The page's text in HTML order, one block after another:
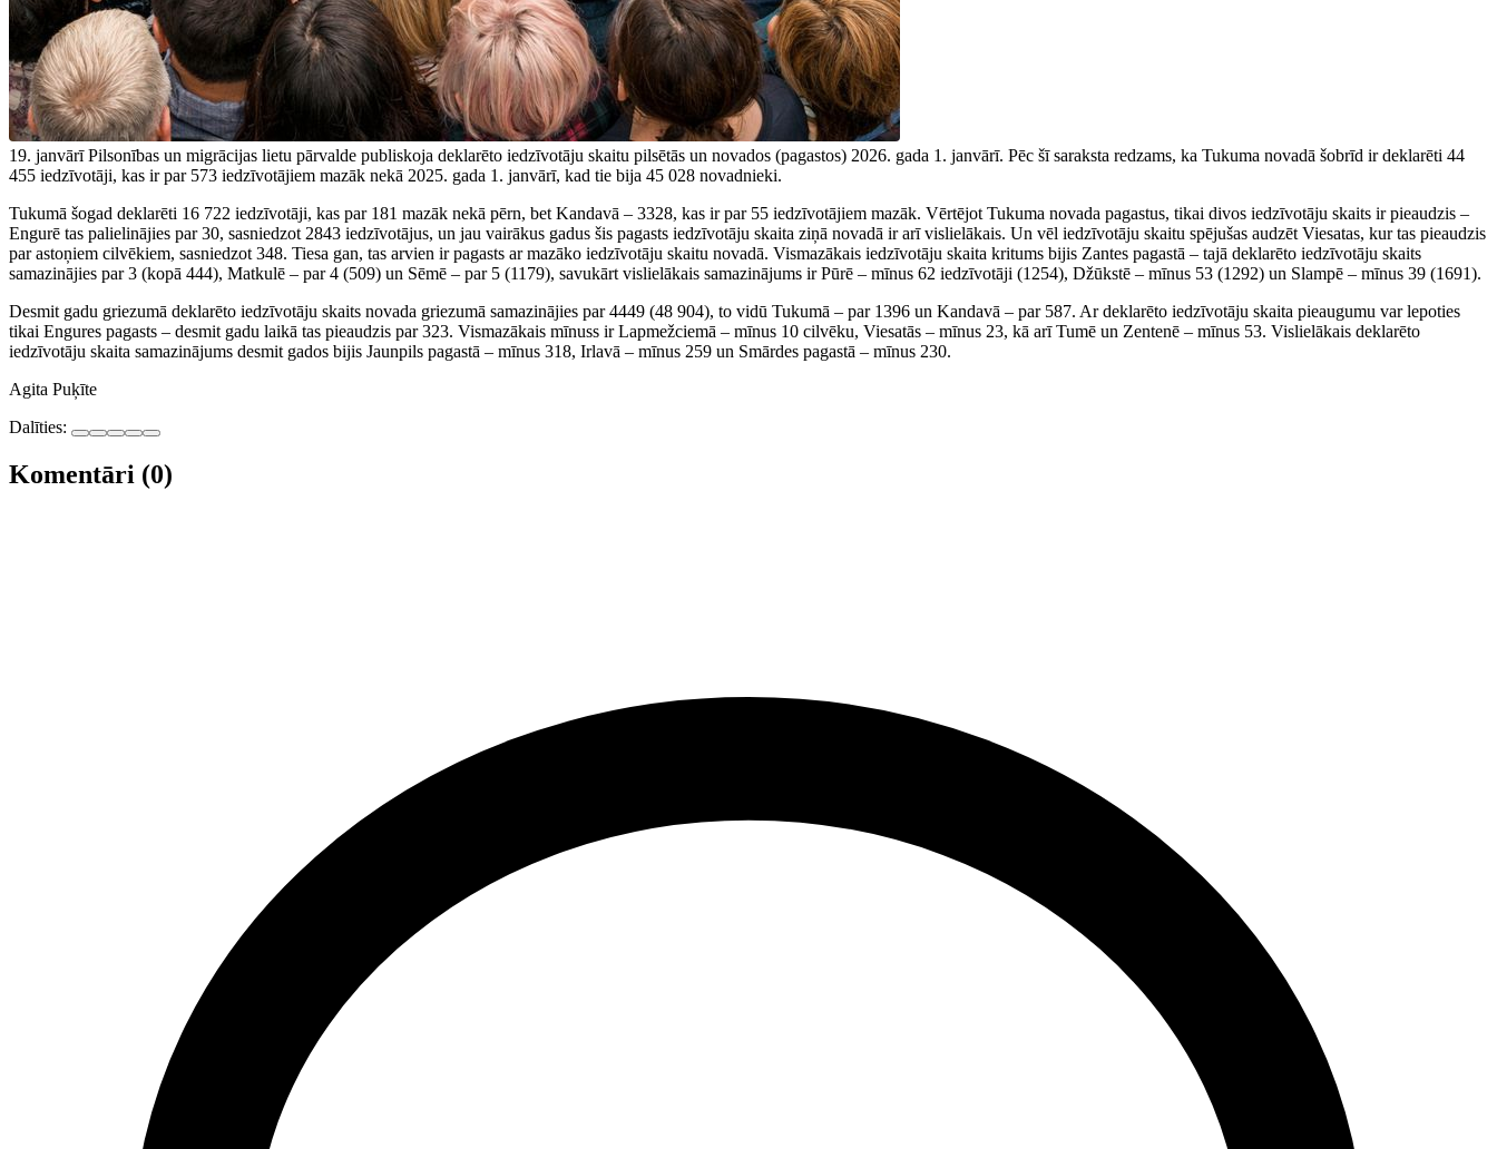
19. janvārī Pilsonības un migrācijas lietu pārvalde publiskoja deklarēto iedzīvotāju skaitu pilsētās un novados (pagastos) 2026. gada 1. janvārī. Pēc šī saraksta redzams, ka Tukuma novadā šobrīd ir deklarēti 44
455 iedzīvotāji, kas ir par 573 iedzīvotājiem mazāk nekā 2025. gada 1. janvārī, kad tie bija 45 028 novadnieki.
Tukumā šogad deklarēti 16 722 iedzīvotāji, kas par 181 mazāk nekā pērn, bet Kandavā – 3328, kas ir par 55 iedzīvotājiem mazāk. Vērtējot Tukuma novada pagastus, tikai divos iedzīvotāju skaits ir pieaudzis –
Engurē tas palielinājies par 30, sasniedzot 2843 iedzīvotājus, un jau vairākus gadus šis pagasts iedzīvotāju skaita ziņā novadā ir arī vislielākais. Un vēl iedzīvotāju skaitu spējušas audzēt Viesatas, kur tas pieaudzis
par astoņiem cilvēkiem, sasniedzot 348. Tiesa gan, tas arvien ir pagasts ar mazāko iedzīvotāju skaitu novadā. Vismazākais iedzīvotāju skaita kritums bijis Zantes pagastā – tajā deklarēto iedzīvotāju skaits
samazinājies par 3 (kopā 444), Matkulē – par 4 (509) un Sēmē – par 5 (1179), savukārt vislielākais samazinājums ir Pūrē – mīnus 62 iedzīvotāji (1254), Džūkstē – mīnus 53 (1292) un Slampē – mīnus 39 (1691).
Desmit gadu griezumā deklarēto iedzīvotāju skaits novada griezumā samazinājies par 4449 (48 904), to vidū Tukumā – par 1396 un Kandavā – par 587. Ar deklarēto iedzīvotāju skaita pieaugumu var lepoties
tikai Engures pagasts – desmit gadu laikā tas pieaudzis par 323. Vismazākais mīnuss ir Lapmežciemā – mīnus 10 cilvēku, Viesatās – mīnus 23, kā arī Tumē un Zentenē – mīnus 53. Vislielākais deklarēto
iedzīvotāju skaita samazinājums desmit gados bijis Jaunpils pagastā – mīnus 318, Irlavā – mīnus 259 un Smārdes pagastā – mīnus 230.
Agita Puķīte
Dalīties:
Komentāri (0)